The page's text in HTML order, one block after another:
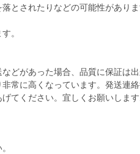
とされたりなどの可能性があり
。
どがあった場合、品質に保証は
常に高くなっています。発送連絡